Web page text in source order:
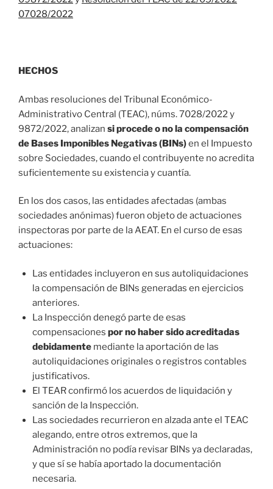
07028/2022
HECHOS
Ambas resoluciones del Tribunal Económico-
Administrativo Central (TEAC), núms. 7028/2022 y
9872/2022, analizan si procede o no la compensación
de Bases Imponibles Negativas (BINs)en el Impuesto
sobre Sociedades, cuando el contribuyente no acredita
suficientemente su existencia y cuantía.
En los dos casos, las entidades afectadas (ambas
sociedades anónimas) fueron objeto de actuaciones
inspectoras por parte de la AEAT. En el curso de esas
actuaciones:
Las entidades incluyeron en sus autoliquidaciones
la compensación de BINs generadas en ejercicios
anteriores.
La Inspección denegó parte de esas
compensaciones por no haber sido acreditadas
debidamentemediante la aportación de las
autoliquidaciones originales o registros contables
justificativos.
El TEAR confirmó los acuerdos de liquidación y
sanción de la Inspección.
Las sociedades recurrieron en alzada ante el TEAC
alegando, entre otros extremos, que la
Administración no podía revisar BINs ya declaradas,
y que sí se había aportado la documentación
necesaria.